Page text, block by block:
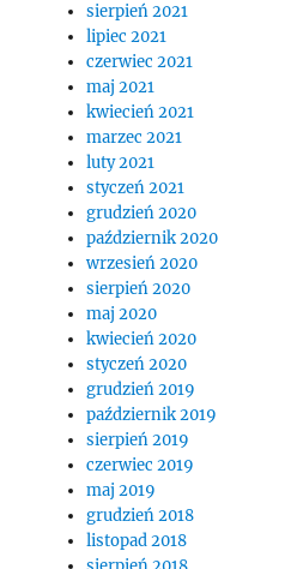
sierpień 2021
lipiec 2021
czerwiec 2021
maj 2021
kwiecień 2021
marzec 2021
luty 2021
styczeń 2021
grudzień 2020
październik 2020
wrzesień 2020
sierpień 2020
maj 2020
kwiecień 2020
styczeń 2020
grudzień 2019
październik 2019
sierpień 2019
czerwiec 2019
maj 2019
grudzień 2018
listopad 2018